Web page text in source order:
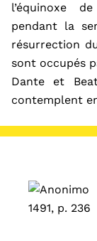
l’équinoxe
pendant la
résurrection
sont occupés
Dante et
contemplent